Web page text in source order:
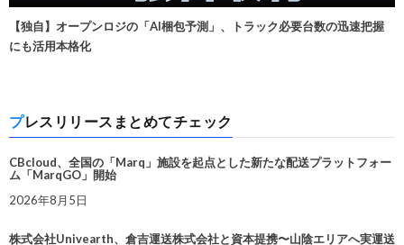
【独自】オープンロジの「AI梱包予測」、トラック必要台数の迅速把握
にも活用本格化
プレスリリースまとめてチェック
CBcloud、全国の「Marq」施設を起点とした新たな配送プラットフォー
ム「MarqGO」開始
2026年8月5日
株式会社Univearth、倉吉運送株式会社と資本提携〜山陰エリアへ実運送